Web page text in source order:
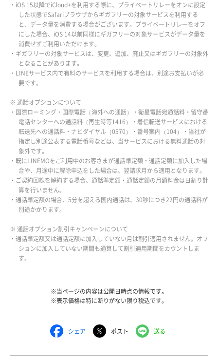
・iOS 15以降でiCloud+を利用する際に、プライベートリレーをオンに設定
した状態でSafariブラウザからギガフリーの対象サービスを利用する
と、データ量を消費する場合がございます。プライベートリレーをオフ
にした場合、iOS 14以前同様にギガフリーの対象サービスがデータ量を
消費せずご利用いただけます。
・ギガフリーの対象サービスは、変更、追加、廃止又はギガフリーの対象外
となることがあります。
・LINEサービス内で有料のサービスを利用する場合は、別途お支払いが必
要です。
※ 通話オプションについて
・国際ローミング・国際電話（海外への通話）・衛星電話宛通話料・留守番
電話センターへの通話料（再生時等1416）・着信転送サービスにおける
転送先への通話料・ナビダイヤル（0570）・番号案内（104）・当社が
指定し別途公表する電話番号などは、当サービスにおける無料通話の対
象外です。
・既にLINEMOをご利用中のお客さまが通話準定額・通話定額に加入した場
合や、月途中に解除申込をした場合は、翌請求月から適用となります。
・ご契約回線を解約する場合、通話準定額・通話定額の月額料金は日割り計
算を行いません。
・通話準定額の場合、5分を超える国内通話は、30秒につき22円の通話料が
別途かかります。
※ 通話オプション割引キャンペーンについて
・通話準定額又は通話定額に加入していない月は割引適用されません。オプ
ションに加入していない期間も通算して割引適用期間をカウントしま
す。
※当ページの内容は公開日時点の情報です。
※表示価格は特に断りがない限り税込です。
シェア ポスト 送る